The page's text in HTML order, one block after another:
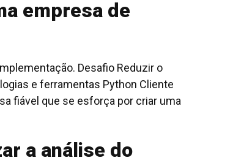
empresa de
Desafio Reduzir o
e ferramentas Python Cliente
fiável que se esforça por criar uma
a análise do